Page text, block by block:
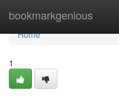
bookmarkgenious
Home
Home
1